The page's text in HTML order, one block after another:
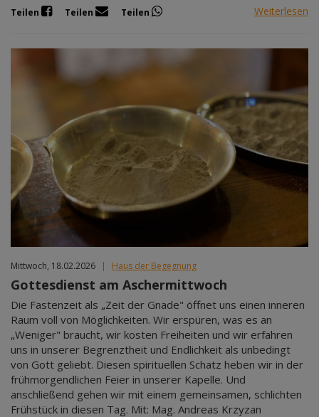
Teilen Teilen Teilen Weiterlesen
Mittwoch, 18.02.2026 | Haus der Begegnung
Gottesdienst am Aschermittwoch
Die Fastenzeit als „Zeit der Gnade" öffnet uns einen inneren
Raum voll von Möglichkeiten. Wir erspüren, was es an
„Weniger" braucht, wir kosten Freiheiten und wir erfahren
uns in unserer Begrenztheit und Endlichkeit als unbedingt
von Gott geliebt. Diesen spirituellen Schatz heben wir in der
frühmorgendlichen Feier in unserer Kapelle. Und
anschließend gehen wir mit einem gemeinsamen, schlichten
Frühstück in diesen Tag. Mit: Mag. Andreas Krzyzan